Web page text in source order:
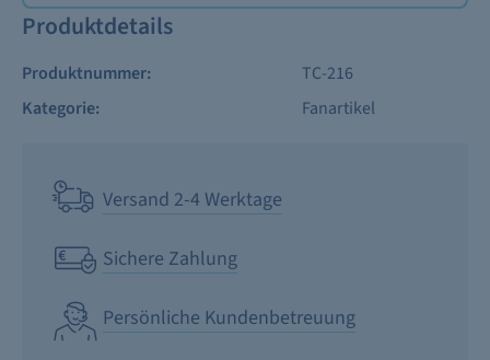
Produktdetails
Produktnummer:
TC-216
Kategorie:
Fanartikel
Versand 2-4 Werktage
Sichere Zahlung
Persönliche Kundenbetreuung